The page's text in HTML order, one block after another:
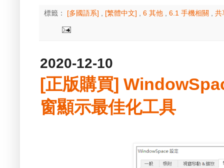
標籤： [多國語系] , [繁體中文] , 6 其他 , 6.1 手機相關 , 共
2020-12-10
[正版購買]
窗顯示最佳化工具